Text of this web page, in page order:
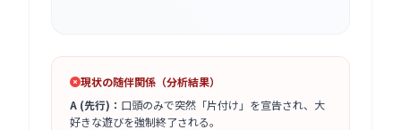
現状の随伴関係（分析結果）
A (先行)： 口頭のみで突然「片付け」を宣告され、大
好きな遊びを強制終了される。